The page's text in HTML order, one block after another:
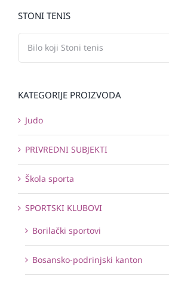
STONI TENIS
KATEGORIJE PROIZVODA
Judo
PRIVREDNI SUBJEKTI
Škola sporta
SPORTSKI KLUBOVI
Borilački sportovi
Bosansko-podrinjski kanton